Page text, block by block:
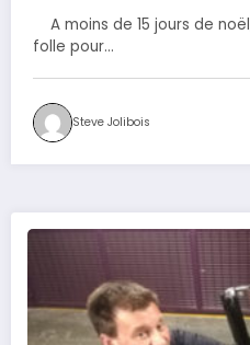
A moins de 15 jours de
folle pour…
Steve Jolibois